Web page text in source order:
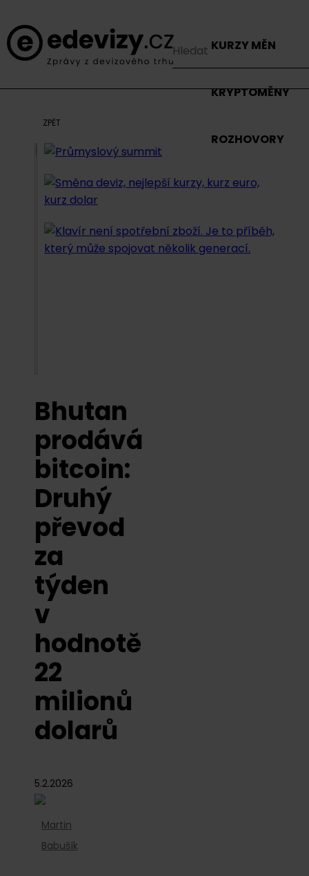
KURZY MĚN
KRYPTOMĚNY
ROZHOVORY
ZPĚT
Bhutan
prodává
bitcoin:
Druhý
převod
za
týden
v
hodnotě
22
milionů
dolarů
5.2.2026
Martin
Babušík